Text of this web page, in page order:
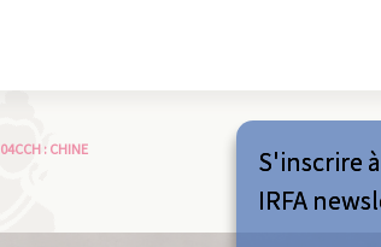
04CCH : CHINE
S'inscrire
IRFA